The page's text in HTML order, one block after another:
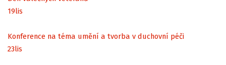
19lis
Konference na téma umění a tvorba v duchovní péči
23lis